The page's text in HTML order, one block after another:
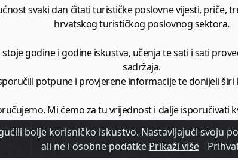
svaki dan čitati turističke poslovne vijesti, priče,
hrvatskog turističkog poslovnog sektora.
godine i godine iskustva, učenja te sati i sati
sadržaja.
potpune i provjerene informacije te donijeli
Mi ćemo za tu vrijednost i dalje isporučivati
minimalno1728 članaka godišnje.
- vaš izvor informacija iz poslovnog svijeta
bolje korisničko iskustvo. Nastavljajući svoju
ali ne i osobne podatke Prikaži više